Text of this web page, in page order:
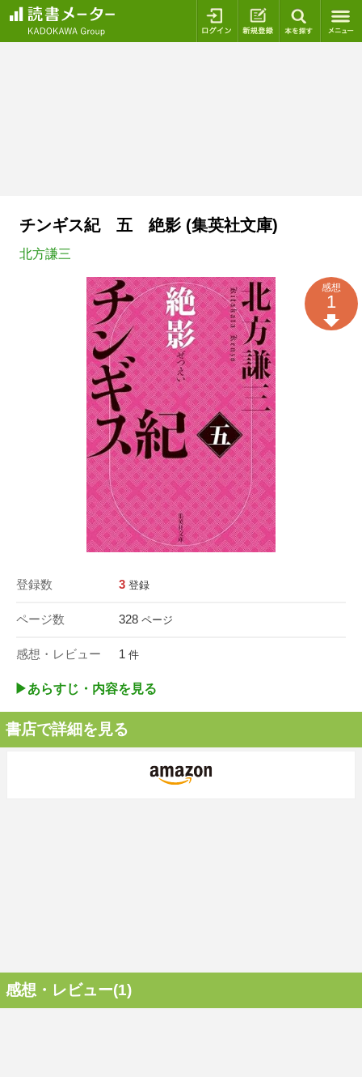
ログイン 新規登録
チンギス紀 五 絶影 (集英社文庫)
北方謙三
登録数 3 登録
ページ数 328 ページ
感想・レビュー 1 件
感想
1
▶︎あらすじ・内容を見る
書店で詳細を見る
感想・レビュー(1)